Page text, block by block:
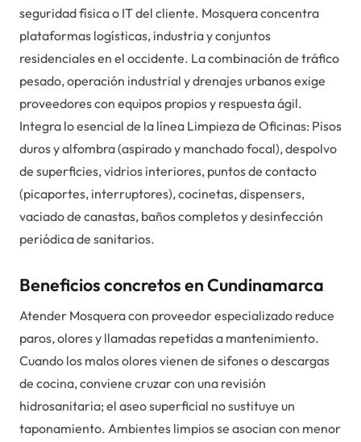
seguridad física o IT del cliente. Mosquera concentra
plataformas logísticas, industria y conjuntos
residenciales en el occidente. La combinación de tráfico
pesado, operación industrial y drenajes urbanos exige
proveedores con equipos propios y respuesta ágil.
Integra lo esencial de la línea Limpieza de Oficinas: Pisos
duros y alfombra (aspirado y manchado focal), despolvo
de superficies, vidrios interiores, puntos de contacto
(picaportes, interruptores), cocinetas, dispensers,
vaciado de canastas, baños completos y desinfección
periódica de sanitarios.
Beneficios concretos en Cundinamarca
Atender Mosquera con proveedor especializado reduce
paros, olores y llamadas repetidas a mantenimiento.
Cuando los malos olores vienen de sifones o descargas
de cocina, conviene cruzar con una revisión
hidrosanitaria; el aseo superficial no sustituye un
taponamiento. Ambientes limpios se asocian con menor